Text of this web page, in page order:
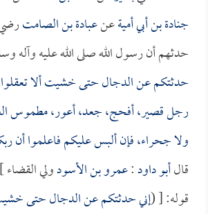
جنادة بن أبي أميةعنعبادة بن الصامترضي
حدثهم أن رسول الله صلى الله عليه وآله
حدثتكم عن الدجال حتى خشيت ألا
رجل قصير، أفحج، جعد، أعور، مطموس
ولا جحراء، فإن ألبس عليكم فاعلموا أن
قالأبو داود:عمرو بن الأسودولي
قوله: [ (إني حدثتكم عن الدجال حتى